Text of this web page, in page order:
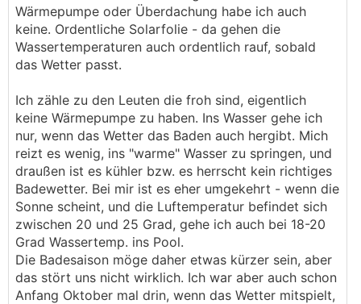
Wärmepumpe oder Überdachung habe ich auch
keine. Ordentliche Solarfolie - da gehen die
Wassertemperaturen auch ordentlich rauf, sobald
das Wetter passt.
Ich zähle zu den Leuten die froh sind, eigentlich
keine Wärmepumpe zu haben. Ins Wasser gehe ich
nur, wenn das Wetter das Baden auch hergibt. Mich
reizt es wenig, ins "warme" Wasser zu springen, und
draußen ist es kühler bzw. es herrscht kein richtiges
Badewetter. Bei mir ist es eher umgekehrt - wenn die
Sonne scheint, und die Luftemperatur befindet sich
zwischen 20 und 25 Grad, gehe ich auch bei 18-20
Grad Wassertemp. ins Pool.
Die Badesaison möge daher etwas kürzer sein, aber
das stört uns nicht wirklich. Ich war aber auch schon
Anfang Oktober mal drin, wenn das Wetter mitspielt,